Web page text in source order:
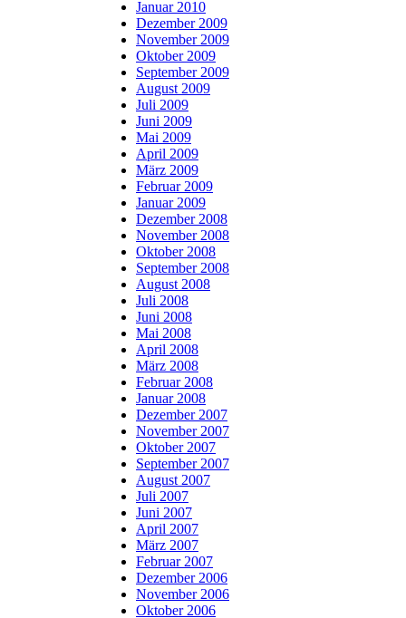
Januar 2010
Dezember 2009
November 2009
Oktober 2009
September 2009
August 2009
Juli 2009
Juni 2009
Mai 2009
April 2009
März 2009
Februar 2009
Januar 2009
Dezember 2008
November 2008
Oktober 2008
September 2008
August 2008
Juli 2008
Juni 2008
Mai 2008
April 2008
März 2008
Februar 2008
Januar 2008
Dezember 2007
November 2007
Oktober 2007
September 2007
August 2007
Juli 2007
Juni 2007
April 2007
März 2007
Februar 2007
Dezember 2006
November 2006
Oktober 2006